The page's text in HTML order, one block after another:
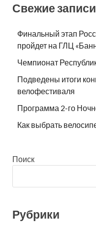
Свежие записи
Финальный этап
пройдет на ГЛЦ
Чемпионат
Подведены итоги
велофестиваля
Программа 2-го
Как выбрать
Поиск
Рубрики